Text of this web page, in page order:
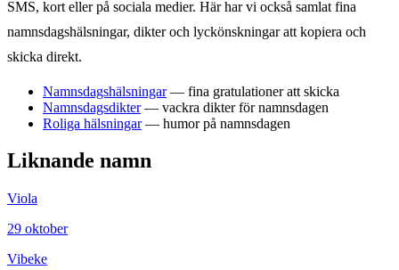
SMS, kort eller på sociala medier. Här har vi också samlat fina
namnsdagshälsningar, dikter och lyckönskningar att kopiera och
skicka direkt.
Namnsdagshälsningar — fina gratulationer att skicka
Namnsdagsdikter— vackra dikter för namnsdagen
Roliga hälsningar— humor på namnsdagen
Liknande namn
Viola
29 oktober
Vibeke